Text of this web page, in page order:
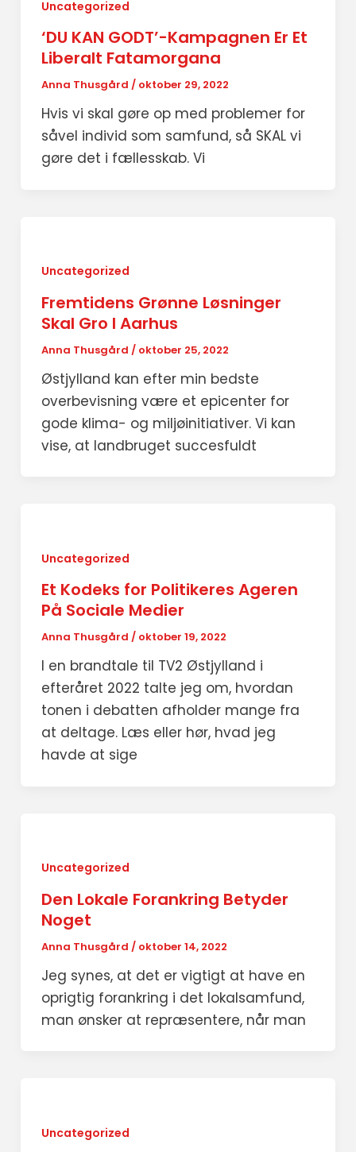
Uncategorized
‘DU KAN GODT’-Kampagnen Er Et
Liberalt Fatamorgana
Anna Thusgård / oktober 29, 2022
Hvis vi skal gøre op med problemer for
såvel individ som samfund, så SKAL vi
gøre det i fællesskab. Vi
Uncategorized
Fremtidens Grønne Løsninger
Skal Gro I Aarhus
Anna Thusgård / oktober 25, 2022
Østjylland kan efter min bedste
overbevisning være et epicenter for
gode klima- og miljøinitiativer. Vi kan
vise, at landbruget succesfuldt
Uncategorized
Et Kodeks for Politikeres Ageren
På Sociale Medier
Anna Thusgård / oktober 19, 2022
I en brandtale til TV2 Østjylland i
efteråret 2022 talte jeg om, hvordan
tonen i debatten afholder mange fra
at deltage. Læs eller hør, hvad jeg
havde at sige
Uncategorized
Den Lokale Forankring Betyder
Noget
Anna Thusgård / oktober 14, 2022
Jeg synes, at det er vigtigt at have en
oprigtig forankring i det lokalsamfund,
man ønsker at repræsentere, når man
Uncategorized